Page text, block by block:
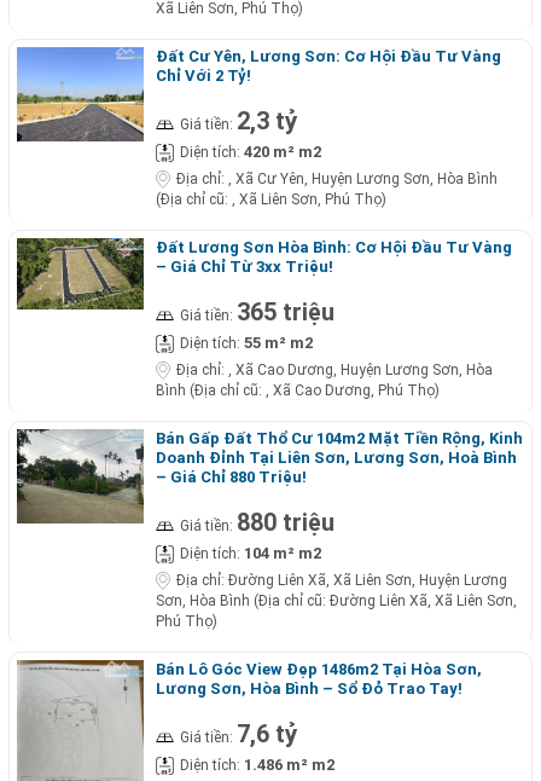
Xã Liên Sơn, Phú Thọ)
Đất Cư Yên, Lương Sơn: Cơ Hội Đầu Tư Vàng
Chỉ Với 2 Tỷ!
Giá tiền: 2,3 tỷ
Diện tích: 420 m² m2
Địa chỉ:
, Xã Cư Yên, Huyện Lương Sơn, Hòa Bình
(Địa chỉ cũ: , Xã Liên Sơn, Phú Thọ)
Đất Lương Sơn Hòa Bình: Cơ Hội Đầu Tư Vàng
– Giá Chỉ Từ 3xx Triệu!
Giá tiền: 365 triệu
Diện tích: 55 m² m2
Địa chỉ:
, Xã Cao Dương, Huyện Lương Sơn, Hòa
Bình (Địa chỉ cũ: , Xã Cao Dương, Phú Thọ)
Bán Gấp Đất Thổ Cư 104m2 Mặt Tiền Rộng, Kinh
Doanh Đỉnh Tại Liên Sơn, Lương Sơn, Hoà Bình
– Giá Chỉ 880 Triệu!
Giá tiền: 880 triệu
Diện tích: 104 m² m2
Địa chỉ: Đường Liên Xã, Xã Liên Sơn, Huyện Lương
Sơn, Hòa Bình (Địa chỉ cũ: Đường Liên Xã, Xã Liên Sơn,
Phú Thọ)
Bán Lô Góc View Đẹp 1486m2 Tại Hòa Sơn,
Lương Sơn, Hòa Bình – Sổ Đỏ Trao Tay!
Giá tiền: 7,6 tỷ
Diện tích: 1.486 m² m2